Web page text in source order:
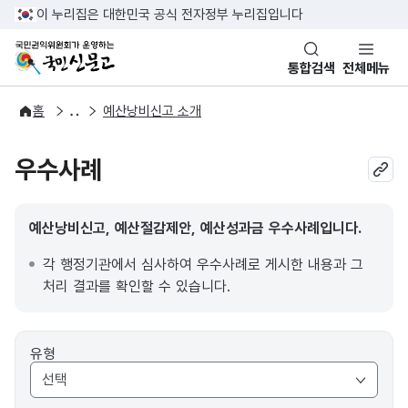
복영역 건너뛰기
이 누리집은 대한민국 공식 전자정부 누리집입니다
국민권익위원회가 운영하는 국민신문고
통합검색 전체메뉴
홈
예산낭비절감 예산낭비신고 소개
우수사례
예산낭비신고, 예산절감제안, 예산성과금 우수사례입니다.
각 행정기관에서 심사하여 우수사례로 게시한 내용과 그
처리 결과를 확인할 수 있습니다.
유형